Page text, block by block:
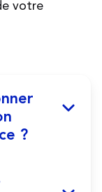
votre
?